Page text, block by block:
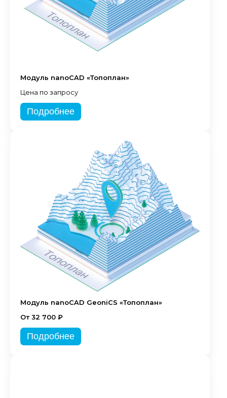
Модуль nanoCAD «Топоплан»
Цена по запросу
Подробнее
Модуль nanoCAD GeoniCS «Топоплан»
От 32 700 ₽
Подробнее